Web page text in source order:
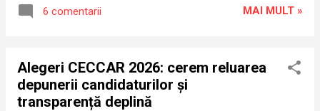
Aurelian se va autodesemna președinte pe
profesional, ci ca instrumente puse în slujba
consolidate în ultimul deceniu, a transformat
lipsa de transparență în regulă. Alegerile
pentru consiliile filialelor și comisiile de
6 comentarii MAI MULT »
Alegeri CECCAR 2026: cerem reluarea
depunerii candidaturilor și
transparență deplină